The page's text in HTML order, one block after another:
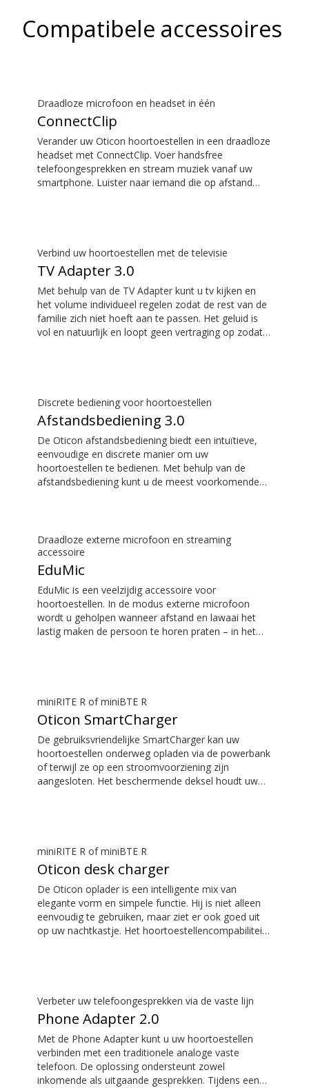
Compatibele accessoires
Draadloze microfoon en headset in één
ConnectClip
Verander uw Oticon hoortoestellen in een draadloze
headset met ConnectClip. Voer handsfree
telefoongesprekken en stream muziek vanaf uw
smartphone. Luister naar iemand die op afstand
Verbind uw hoortoestellen met de televisie
TV Adapter 3.0
Met behulp van de TV Adapter kunt u tv kijken en
het volume individueel regelen zodat de rest van de
familie zich niet hoeft aan te passen. Het geluid is
vol en natuurlijk en loopt geen vertraging op zodat
Discrete bediening voor hoortoestellen
Afstandsbediening 3.0
De Oticon afstandsbediening biedt een intuïtieve,
eenvoudige en discrete manier om uw
hoortoestellen te bedienen. Met behulp van de
afstandsbediening kunt u de meest voorkomende
Draadloze externe microfoon en streaming
accessoire
EduMic
EduMic is een veelzijdig accessoire voor
hoortoestellen. In de modus externe microfoon
wordt u geholpen wanneer afstand en lawaai het
lastig maken de persoon te horen praten – in het
hoortoestellen van Oticon met Bluetooth te
streamen. Hij vangt ook geluid op van openbare
ringleidingsystemen.
miniRITE R of miniBTE R
Oticon SmartCharger
De gebruiksvriendelijke SmartCharger kan uw
hoortoestellen onderweg opladen via de powerbank
of terwijl ze op een stroomvoorziening zijn
aangesloten. Het beschermende deksel houdt uw
miniRITE R of miniBTE R
Oticon desk charger
De Oticon oplader is een intelligente mix van
elegante vorm en simpele functie. Hij is niet alleen
eenvoudig te gebruiken, maar ziet er ook goed uit
op uw nachtkastje. Het hoortoestellencompabiliteit
Verbeter uw telefoongesprekken via de vaste lijn
Phone Adapter 2.0
Met de Phone Adapter kunt u uw hoortoestellen
verbinden met een traditionele analoge vaste
telefoon. De oplossing ondersteunt zowel
inkomende als uitgaande gesprekken. Tijdens een